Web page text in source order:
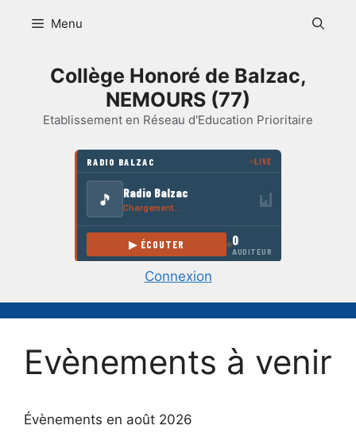
Menu
Collège Honoré de Balzac,
NEMOURS (77)
Etablissement en Réseau d'Education Prioritaire
Connexion
Evènements à venir
Évènements en août 2026